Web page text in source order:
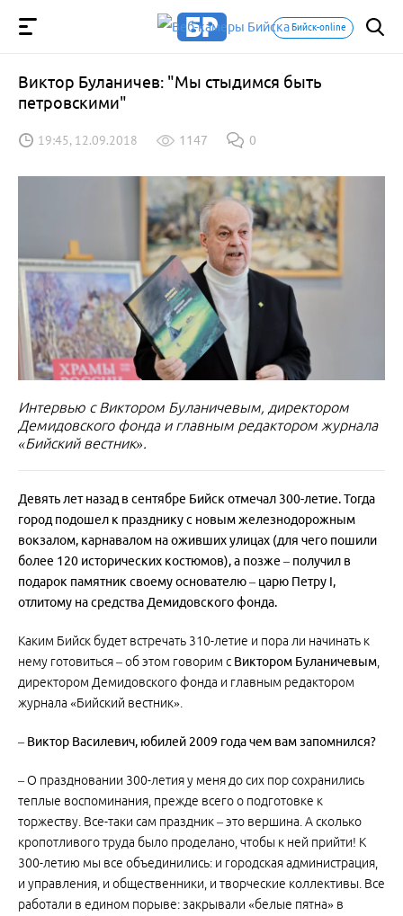
Бийск-online
Виктор Буланичев: "Мы стыдимся быть
петровскими"
19:45, 12.09.2018 1147 0
Интервью с Виктором Буланичевым, директором
Демидовского фонда и главным редактором журнала
«Бийский вестник».
Девять лет назад в сентябре Бийск отмечал 300-летие. Тогда
город подошел к празднику с новым железнодорожным
вокзалом, карнавалом на оживших улицах (для чего пошили
более 120 исторических костюмов), а позже – получил в
подарок памятник своему основателю – царю Петру I,
отлитому на средства Демидовского фонда.
Каким Бийск будет встречать 310-летие и пора ли начинать к
нему готовиться – об этом говорим с Виктором Буланичевым,
директором Демидовского фонда и главным редактором
журнала «Бийский вестник».
– Виктор Василевич, юбилей 2009 года чем вам запомнился?
– О праздновании 300-летия у меня до сих пор сохранились
теплые воспоминания, прежде всего о подготовке к
торжеству. Все-таки сам праздник – это вершина. А сколько
кропотливого труда было проделано, чтобы к ней прийти! К
300-летию мы все объединились: и городская администрация,
и управления, и общественники, и творческие коллективы. Все
работали в едином порыве: закрывали «белые пятна» в